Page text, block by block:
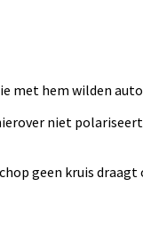
met hem wilden
niet
geen kruis